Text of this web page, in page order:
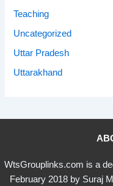
Teaching
Uncategorized
Uttar Pradesh
Uttarakhand
WtsGrouplinks.com is a
February 2018 by Suraj